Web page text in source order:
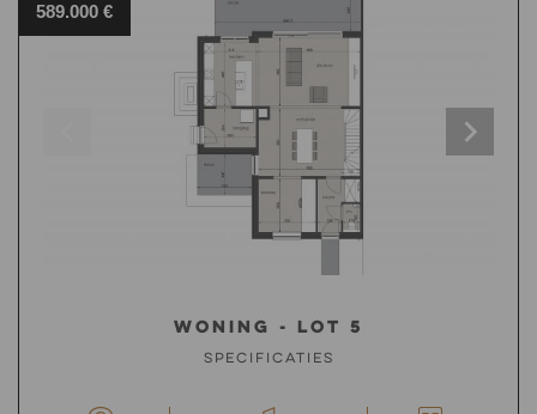
589.000 €
Woning - Lot 5
Specificaties